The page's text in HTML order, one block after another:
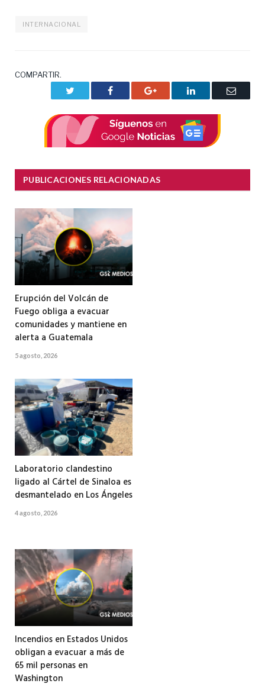
INTERNACIONAL
COMPARTIR.
Facebook Google+ LinkedIn
Correo
PUBLICACIONES RELACIONADAS
Erupción del Volcán de
Fuego obliga a evacuar
comunidades y mantiene en
alerta a Guatemala
5 agosto, 2026
Laboratorio clandestino
ligado al Cártel de Sinaloa es
desmantelado en Los Ángeles
4 agosto, 2026
Incendios en Estados Unidos
obligan a evacuar a más de
65 mil personas en
Washington